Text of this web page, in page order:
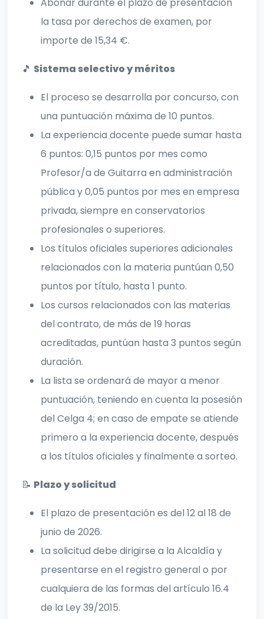
Abonar durante el plazo de presentación
la tasa por derechos de examen, por
importe de 15,34 €.
🎵 Sistema selectivo y méritos
El proceso se desarrolla por concurso, con
una puntuación máxima de 10 puntos.
La experiencia docente puede sumar hasta
6 puntos: 0,15 puntos por mes como
Profesor/a de Guitarra en administración
pública y 0,05 puntos por mes en empresa
privada, siempre en conservatorios
profesionales o superiores.
Los títulos oficiales superiores adicionales
relacionados con la materia puntúan 0,50
puntos por título, hasta 1 punto.
Los cursos relacionados con las materias
del contrato, de más de 19 horas
acreditadas, puntúan hasta 3 puntos según
duración.
La lista se ordenará de mayor a menor
puntuación, teniendo en cuenta la posesión
del Celga 4; en caso de empate se atiende
primero a la experiencia docente, después
a los títulos oficiales y finalmente a sorteo.
📝 Plazo y solicitud
El plazo de presentación es del 12 al 18 de
junio de 2026.
La solicitud debe dirigirse a la Alcaldía y
presentarse en el registro general o por
cualquiera de las formas del artículo 16.4
de la Ley 39/2015.